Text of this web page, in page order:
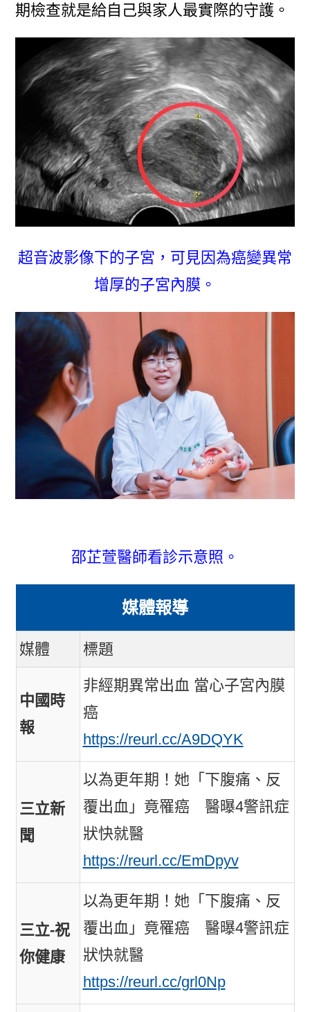
期檢查就是給自己與家人最實際的守護。
超音波影像下的子宮，可見因為癌變異常
增厚的子宮內膜。
邵芷萱醫師看診示意照。
媒體報導
媒體 標題
中國時
報
非經期異常出血 當心子宮內膜
癌
https://reurl.cc/A9DQYK
三立新
聞
以為更年期！她「下腹痛、反
覆出血」竟罹癌 醫曝4警訊症
狀快就醫
https://reurl.cc/EmDpyv
三立-祝
你健康
以為更年期！她「下腹痛、反
覆出血」竟罹癌 醫曝4警訊症
狀快就醫
https://reurl.cc/grl0Np